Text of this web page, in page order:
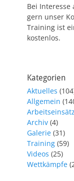
Bei
gern unser
Training ist
kostenlos.
Kategorien
Aktuelles
Allgemein
Archiv (4)
Galerie (31)
Training (59)
Videos (25)
Wettkämpfe